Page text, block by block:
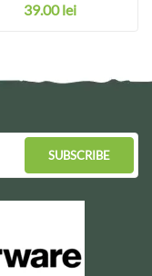
39.00lei
SUBSCRIBE